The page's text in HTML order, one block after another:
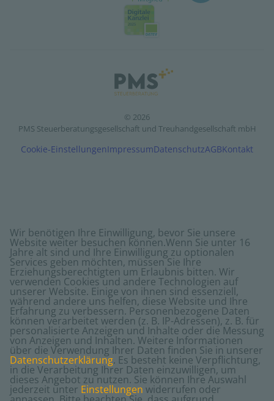
© 2026
PMS Steuerberatungsgesellschaft und Treuhandgesellschaft mbH
Cookie-EinstellungenImpressumDatenschutzAGBKontakt
Wir benötigen Ihre Einwilligung, bevor Sie unsere
Website weiter besuchen können.Wenn Sie unter 16
Jahre alt sind und Ihre Einwilligung zu optionalen
Services geben möchten, müssen Sie Ihre
Erziehungsberechtigten um Erlaubnis bitten. Wir
verwenden Cookies und andere Technologien auf
unserer Website. Einige von ihnen sind essenziell,
während andere uns helfen, diese Website und Ihre
Erfahrung zu verbessern. Personenbezogene Daten
können verarbeitet werden (z. B. IP-Adressen), z. B. für
personalisierte Anzeigen und Inhalte oder die Messung
von Anzeigen und Inhalten. Weitere Informationen
über die Verwendung Ihrer Daten finden Sie in unserer
Datenschutzerklärung. Es besteht keine Verpflichtung,
in die Verarbeitung Ihrer Daten einzuwilligen, um
dieses Angebot zu nutzen. Sie können Ihre Auswahl
jederzeit unter Einstellungen widerrufen oder